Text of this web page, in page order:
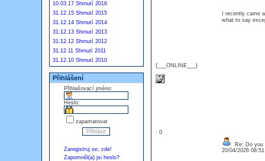
10.03.17 Shrnutí 2016
31.12.15 Shrnutí 2015
31.12.14 Shrnutí 2014
31.12.13 Shrnutí 2013
31.12.12 Shrnutí 2012
31.12.11 Shrnutí 2011
31.12.10 Shrnutí 2010
Přihlášení
Přihlašovací jméno:
Heslo:
zapamatovat
Zaregistruj se, zde!
Zapomněl(a) jsi heslo?
{___ONLINE___}
I recently came
what to say
: 0
Re: Do you
20/04/2026